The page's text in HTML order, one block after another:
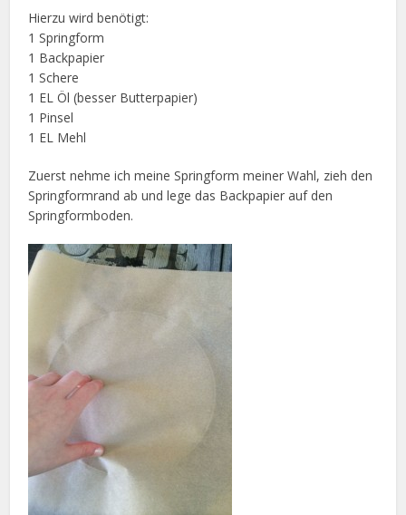
Hierzu wird benötigt:
1 Springform
1 Backpapier
1 Schere
1 EL Öl (besser Butterpapier)
1 Pinsel
1 EL Mehl
Zuerst nehme ich meine Springform meiner Wahl, zieh den
Springformrand ab und lege das Backpapier auf den
Springformboden.